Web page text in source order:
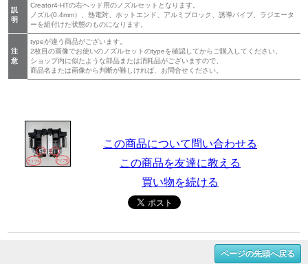
説
明
Creator4-HTの右ヘッド用のノズルセットとなります。
ノズル(0.4mm）、熱電対、ホットエンド、アルミブロック、誘導パイプ、ラジエータ
ーを組付けた状態のものになります。
注
意
typeが違う商品がございます。
2枚目の画像でお使いのノズルセットのtypeを確認してからご購入してください。
ショップ内に似たような部品または消耗品がございますので、
商品名または画像から判断が難しければ、お問合せください。
この商品について問い合わせる
この商品を友達に教える
買い物を続ける
ページの先頭へ戻る